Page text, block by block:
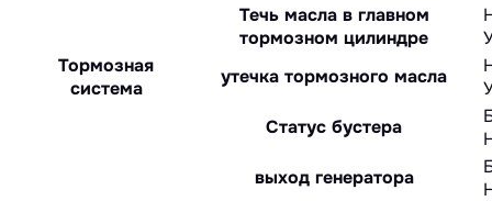
Тормозная
система
Течь масла в главном
тормозном цилиндре
утечка тормозного масла
Статус бустера
выход генератора